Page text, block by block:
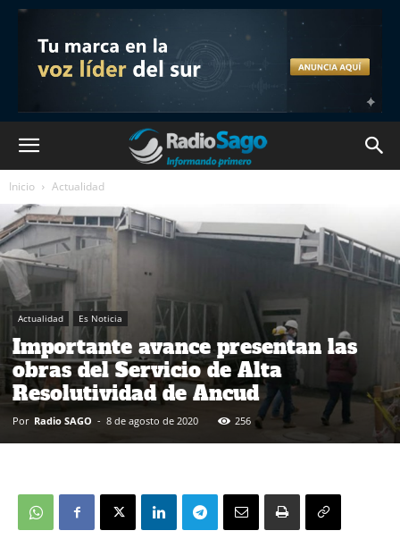
Inicio Actualidad
Actualidad Es Noticia
Importante avance presentan las
obras del Servicio de Alta
Resolutividad de Ancud
Por Radio SAGO - 8 de agosto de 2020 256